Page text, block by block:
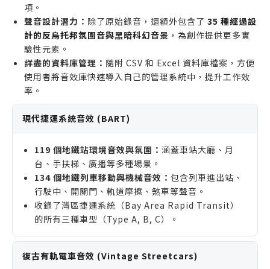
項。
聲音設計潛力： 除了原始錄音，還額外包含了 35 種經過設
計的反烏托邦氛圍音與黑暗科幻音景 ，為創作提供更多實
驗性元素。
詳盡的資料庫管理： 隨附 CSV 和 Excel 資料庫檔案，方便
使用者將音效庫快速導入自己的管理系統中，提升工作效
率。
現代捷運系統音效 (BART)
119 個地鐵站環境音效與氛圍： 涵蓋車站大廳、月
台、手扶梯、廣播等多種場景。
134 個地鐵列車移動與機械音效： 包含列車進出站、
行駛中、開關門、軌道摩擦、煞車等聲音。
收錄了灣區捷運系統（Bay Area Rapid Transit）
的所有三種車型（Type A, B, C）。
復古有軌電車音效 (Vintage Streetcars)